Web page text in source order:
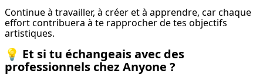
Continue à travailler, à créer et à apprendre, car chaque
effort contribuera à te rapprocher de tes objectifs
artistiques.
💡 Et si tu échangeais avec des
professionnels chez Anyone ?